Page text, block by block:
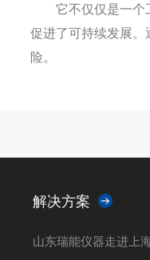
它不仅仅是一个工
促进了可持续发展。
险。
解决方案